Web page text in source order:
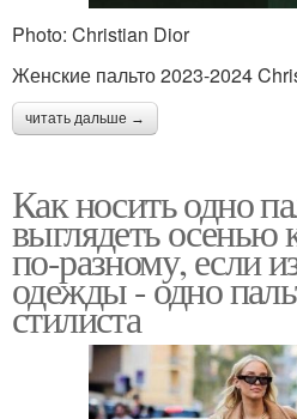
Photo: Christian Dior
Женские пальто 2023-2024
читать дальше →
Как носить одно
выглядеть
по-разному, если
одежды - одно
стилиста